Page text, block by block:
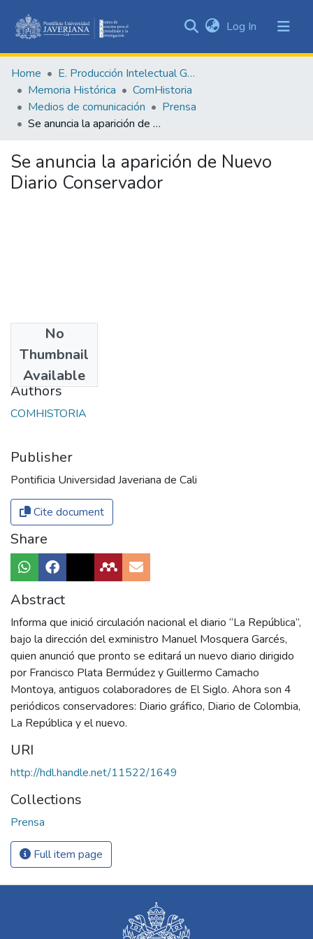
&
Collections
All of DSpace
Log In (current)
Home
E. Producción Intelectual General
Memoria Histórica
ComHistoria
Medios de comunicación
Prensa
Se anuncia la aparición de Nuevo Diario Conservador
Se anuncia la aparición de Nuevo
Diario Conservador
No
Thumbnail
Available
2017
Authors
COMHISTORIA
Publisher
Pontificia Universidad Javeriana de Cali
Cite document
Share
Abstract
Informa que inició circulación nacional el diario “La República”,
bajo la dirección del exministro Manuel Mosquera Garcés,
quien anunció que pronto se editará un nuevo diario dirigido
por Francisco Plata Bermúdez y Guillermo Camacho
Montoya, antiguos colaboradores de El Siglo. Ahora son 4
periódicos conservadores: Diario gráfico, Diario de Colombia,
La República y el nuevo.
URI
http://hdl.handle.net/11522/1649
Collections
Prensa
Full item page